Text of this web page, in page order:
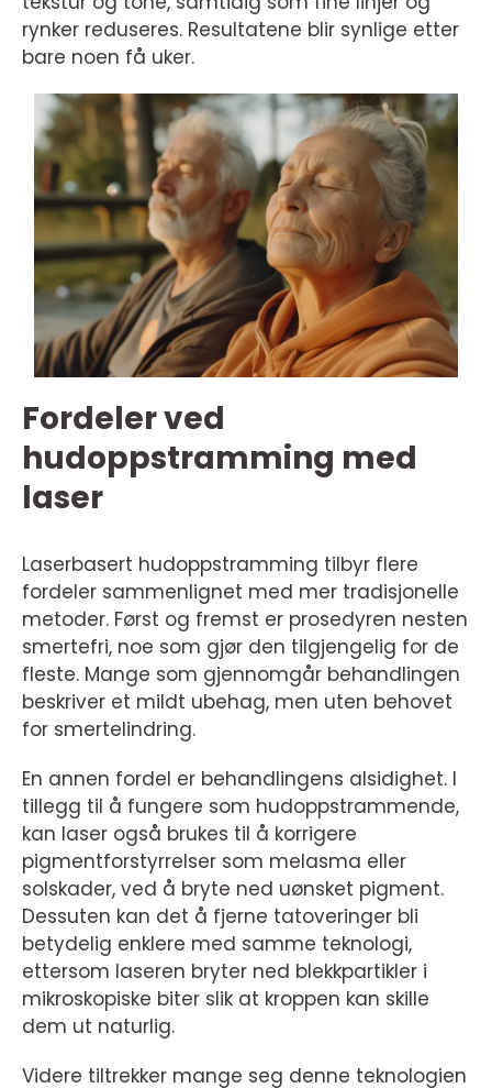
rynker reduseres. Resultatene blir synlige etter
bare noen få uker.
Fordeler ved
hudoppstramming med
laser
Laserbasert hudoppstramming tilbyr flere
fordeler sammenlignet med mer tradisjonelle
metoder. Først og fremst er prosedyren nesten
smertefri, noe som gjør den tilgjengelig for de
fleste. Mange som gjennomgår behandlingen
beskriver et mildt ubehag, men uten behovet
for smertelindring.
En annen fordel er behandlingens alsidighet. I
tillegg til å fungere som hudoppstrammende,
kan laser også brukes til å korrigere
pigmentforstyrrelser som melasma eller
solskader, ved å bryte ned uønsket pigment.
Dessuten kan det å fjerne tatoveringer bli
betydelig enklere med samme teknologi,
ettersom laseren bryter ned blekkpartikler i
mikroskopiske biter slik at kroppen kan skille
dem ut naturlig.
Videre tiltrekker mange seg denne teknologien